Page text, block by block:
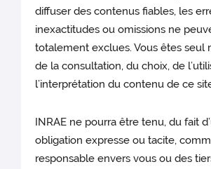
diffuser des contenus fiables, les
inexactitudes ou omissions ne
totalement exclues. Vous êtes seul
de la consultation, du choix, de
l’interprétation du contenu de ce
INRAE ne pourra être tenu, du fait
obligation expresse ou tacite,
responsable envers vous ou des